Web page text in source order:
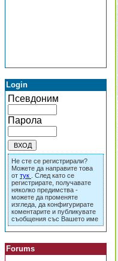
Login
Псевдоним
Парола
Не сте се регистрирали?
Можете да направите това
от тук
. След като се
регистрирате, получавате
няколко предимства -
можете да променяте
изгледа, да конфигурирате
коментарите и публикувате
съобщения със Вашето име
Forums